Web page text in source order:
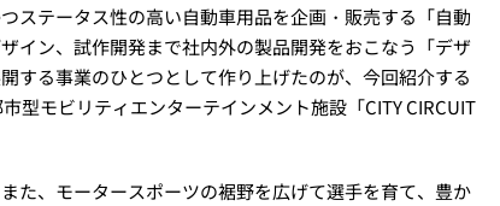
ステータス性の高い自動車用品を企画・販売する「自動
イン、試作開発まで社内外の製品開発をおこなう「デザ
する事業のひとつとして作り上げたのが、今回紹介する
型モビリティエンターテインメント施設「CITY CIRCUIT
た、モータースポーツの裾野を広げて選手を育て、豊か